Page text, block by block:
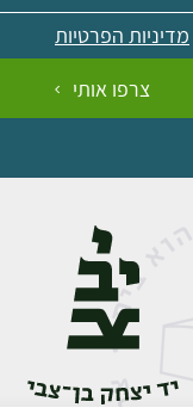
מדיניות הפרטיות
צרפו אותי